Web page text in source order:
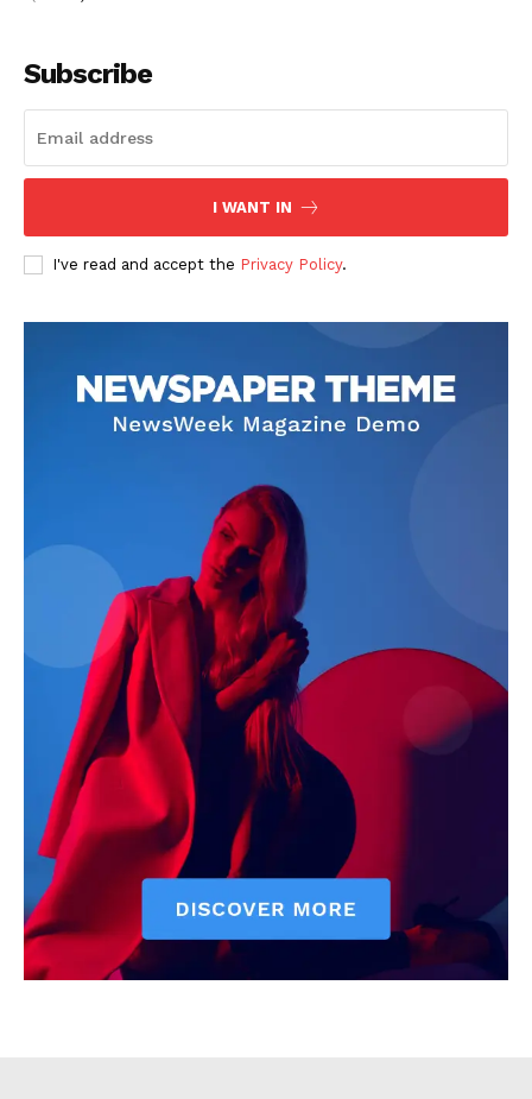
Subscribe
I WANT IN
I've read and accept the Privacy Policy.